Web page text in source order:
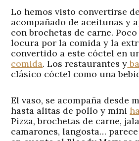
Lo hemos visto convertirse
acompañado de aceitunas y
con brochetas de carne.
locura por la comida y la
convertido a este cóctel en
comida. Los restaurantes y
clásico cóctel como una
El vaso, se acompaña desde
hasta alitas de pollo y mini
Pizza, brochetas de carne,
camarones, langosta…